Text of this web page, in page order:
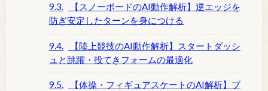
9.3.
【スノーボードのAI動作解析】逆エッジを
防ぎ安定したターンを身につける
9.4.
【陸上競技のAI動作解析】スタートダッシ
ュと跳躍・投てきフォームの最適化
9.5.
【体操・フィギュアスケートのAI解析】ブ